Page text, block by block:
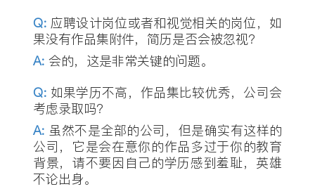
Q: 应聘设计岗位或者和视觉相关的岗位，如
果没有作品集附件，简历是否会被忽视？
A: 会的，这是非常关键的问题。
Q: 如果学历不高，作品集比较优秀，公司会
考虑录取吗？
A: 虽然不是全部的公司，但是确实有这样的
公司，它是会在意你的作品多过于你的教育
背景，请不要因自己的学历感到羞耻，英雄
不论出身。